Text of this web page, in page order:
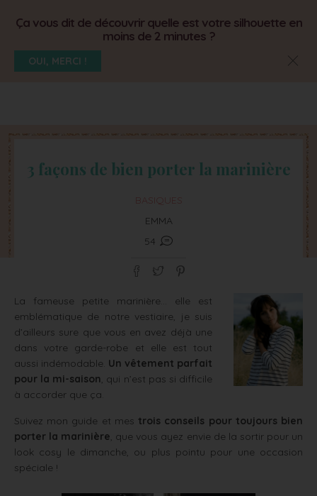
Ça vous dit de découvrir quelle est votre silhouette en
moins de 2 minutes ?
OUI, MERCI !
3 façons de bien porter la marinière
EMMA
54
La fameuse petite marinière… elle est
emblématique de notre vestiaire, je suis
d’ailleurs sure que vous en avez déjà une
dans votre garde-robe et elle est tout
aussi indémodable. Un vêtement parfait
pour la mi-saison , qui n’est pas si difficile
à accorder que ça.
Suivez mon guide et mes trois conseils pour toujours bien
porter la marinière , que vous ayez envie de la sortir pour un
look cosy le dimanche, ou plus pointu pour une occasion
spéciale !